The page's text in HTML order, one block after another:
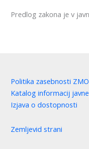
Predlog zakona je v
Politika zasebnosti
Katalog informacij
Izjava o dostopnosti
Zemljevid strani